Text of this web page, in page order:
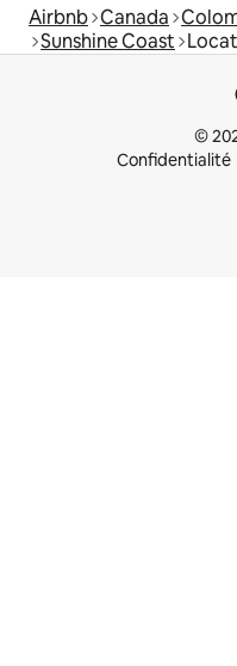
Airbnb Canada
Sunshine Coast
©
Confidentialité